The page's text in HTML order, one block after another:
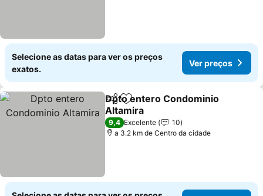
Selecione as datas para ver os preços
exatos.
Ver preços
PartilharAdicionar aos favoritos
Dpto entero Condominio
Altamira
9,4 Excelente
10
a 3.2 km de Centro da cidade